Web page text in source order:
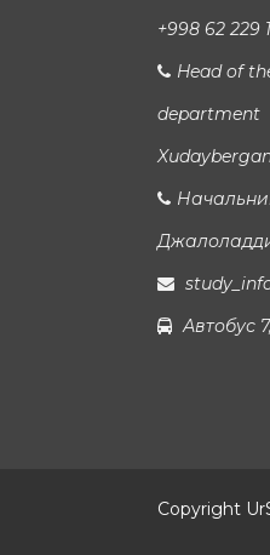
+998 62 229
Head of
department
Автобус
Copyright